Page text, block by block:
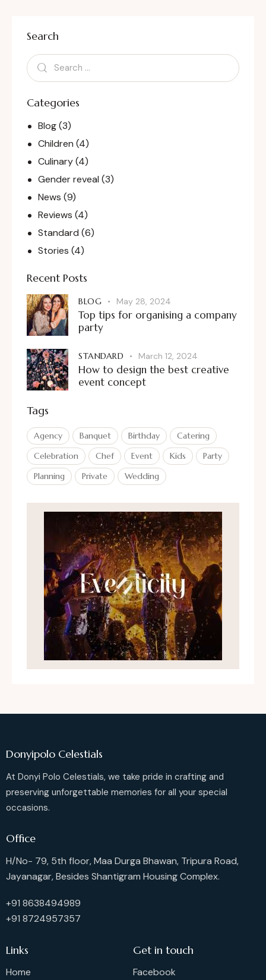
Search
Categories
Blog(3)
Children (4)
Culinary(4)
Gender reveal (3)
News (9)
Reviews (4)
Standard (6)
Stories (4)
Recent Posts
BLOG May 28, 2024
Top tips for organising a company
party
STANDARD March 12, 2024
How to design the best creative
event concept
Tags
Agency Banquet Birthday
Catering
Celebration
Chef Event Kids
Party
Planning
Private Wedding
Donyipolo Celestials
At Donyi Polo Celestials, we take pride in crafting and
preserving unforgettable memories for all your special
occasions.
Office
H/No- 79, 5th floor, Maa Durga Bhawan, Tripura Road,
Jayanagar, Besides Shantigram Housing Complex.
+91 8638494989
+91 8724957357
Links
Home
Get in touch
Facebook